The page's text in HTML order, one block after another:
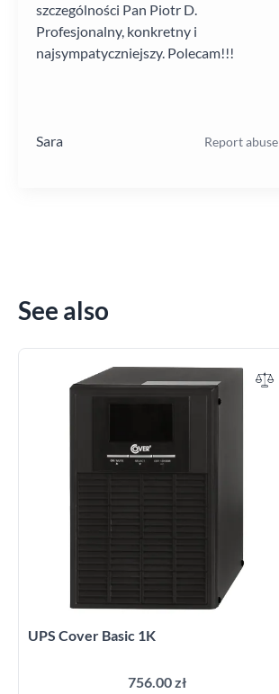
szczególności Pan Piotr D.
Profesjonalny, konkretny i
najsympatyczniejszy. Polecam!!!
Sara Report abuse
See also
UPS Cover Basic 1K
756.00 zł